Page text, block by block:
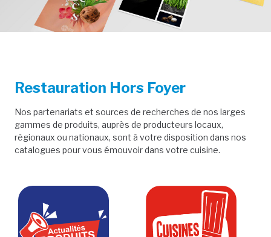
Restauration Hors Foyer
Nos partenariats et sources de recherches de nos larges
gammes de produits, auprès de producteurs locaux,
régionaux ou nationaux, sont à votre disposition dans nos
catalogues pour vous émouvoir dans votre cuisine.